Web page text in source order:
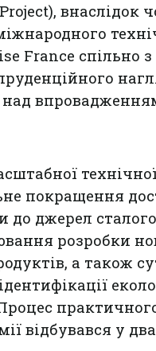
внаслідок
France спільно з
над
покращення
до джерел сталого
розробки
а також
відбувався у два